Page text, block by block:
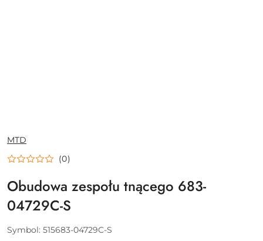
NAZWA
PRODUCENTA:
MTD
(0)
Obudowa zespołu tnącego 683-
04729C-S
Symbol: 515683-04729C-S